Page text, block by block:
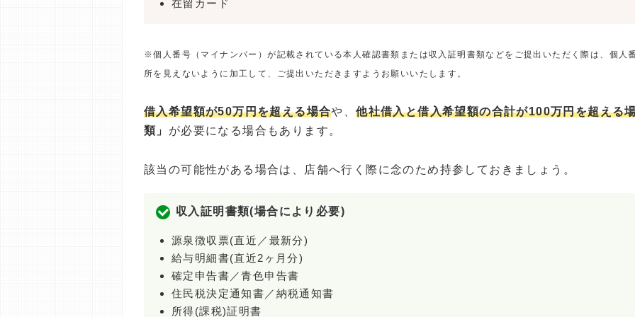
在留カード
※個人番号（マイナンバー）が記載されている本人確認書類または収入証明書類などをご提出いただく際は、個人
所を見えないように加工して、ご提出いただきますようお願いいたします。
借入希望額が50万円を超える場合や、他社借入と借入希望額の合計が100万円を超える
類」 が必要になる場合もあります。
該当の可能性がある場合は、店舗へ行く際に念のため持参しておきましょう。
収入証明書類(場合により必要)
源泉徴収票(直近／最新分)
給与明細書(直近2ヶ月分)
確定申告書／青色申告書
住民税決定通知書／納税通知書
所得(課税)証明書